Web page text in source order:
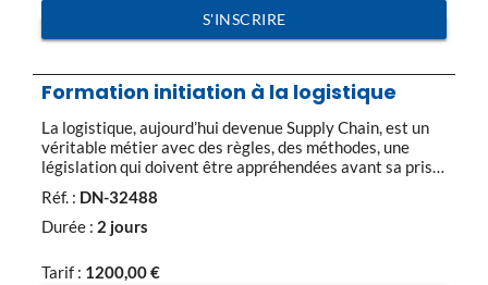
S'INSCRIRE
Formation initiation à la logistique
La logistique, aujourd’hui devenue Supply Chain, est un
véritable métier avec des règles, des méthodes, une
législation qui doivent être appréhendées avant sa prise
et des activités qui concourent à la maîtrise et à la
coordination des flux physiques de services et
Réf. : DN-32488
Durée : 2 jours
Tarif : 1200,00€